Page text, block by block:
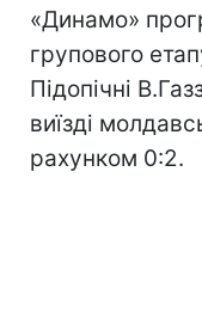
«Динамо»
групового
Підопічні
виїзді
рахунком 0:2.